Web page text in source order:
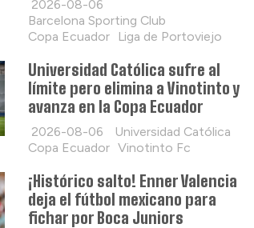
2026-08-06
Barcelona Sporting Club
Copa Ecuador
Liga de Portoviejo
Universidad Católica sufre al
límite pero elimina a Vinotinto y
avanza en la Copa Ecuador
2026-08-06
Universidad Católica
Copa Ecuador Vinotinto Fc
¡Histórico salto! Enner Valencia
deja el fútbol mexicano para
fichar por Boca Juniors